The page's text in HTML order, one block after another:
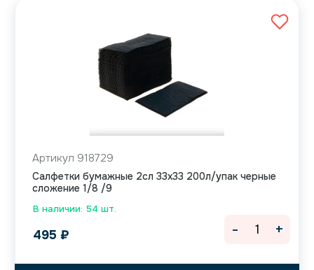
В наличии: 54 шт.
Артикул 918729
Салфетки бумажные 2сл 33х33 200л/упак черные
сложение 1/8 /9
495 ₽ - +